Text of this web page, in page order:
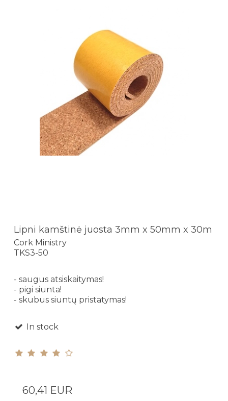
Lipni kamštinė juosta 3mm x 50mm x 30m
Cork Ministry
TKS3-50
- saugus atsiskaitymas!
- pigi siunta!
- skubus siuntų pristatymas!
In stock
60,41 EUR